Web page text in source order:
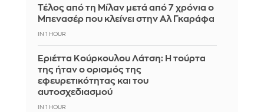
Τέλος από τη Μίλαν μετά από 7 χρόνια ο
Μπενασέρ που κλείνει στην Αλ Γκαράφα
IN 1 HOUR
Εριέττα Κούρκουλου Λάτση: Η τούρτα
της ήταν ο ορισμός της
εφευρετικότητας και του
αυτοσχεδιασμού
IN 1 HOUR